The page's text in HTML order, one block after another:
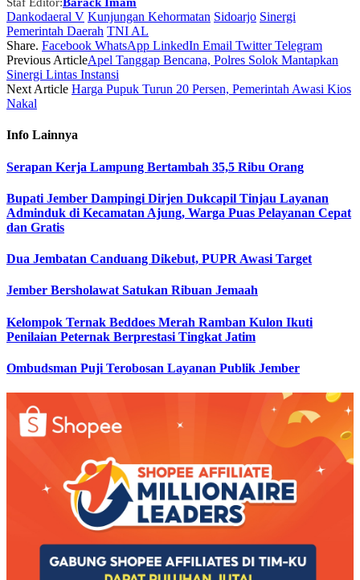
Dankodaeral V Kunjungan Kehormatan Sidoarjo Sinergi
Pemerintah Daerah TNI AL
Share. Facebook WhatsApp LinkedIn Email Twitter Telegram
Previous ArticleApel Tanggap Bencana, Polres Solok Mantapkan
Sinergi Lintas Instansi
Next Article Harga Pupuk Turun 20 Persen, Pemerintah Awasi Kios
Nakal
Info Lainnya
Serapan Kerja Lampung Bertambah 35,5 Ribu Orang
Bupati Jember Dampingi Dirjen Dukcapil Tinjau Layanan
Adminduk di Kecamatan Ajung, Warga Puas Pelayanan Cepat
dan Gratis
Dua Jembatan Canduang Dikebut, PUPR Awasi Target
Jember Bersholawat Satukan Ribuan Jemaah
Kelompok Ternak Beddoes Merah Ramban Kulon Ikuti
Penilaian Peternak Berprestasi Tingkat Jatim
Ombudsman Puji Terobosan Layanan Publik Jember